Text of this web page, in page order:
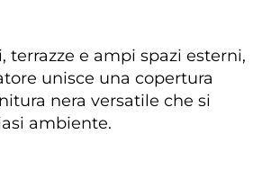
terrazze e ampi spazi esterni,
unisce una copertura
nera versatile che si
ambiente.